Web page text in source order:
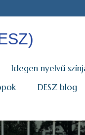
Idegen nyelvű
DESZ blog